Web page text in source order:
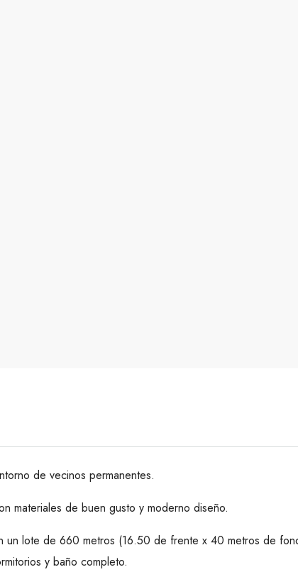
de vecinos permanentes.
materiales de buen gusto y moderno diseño.
un lote de 660 metros (16.50 de frente x 40 metros de
y baño completo.